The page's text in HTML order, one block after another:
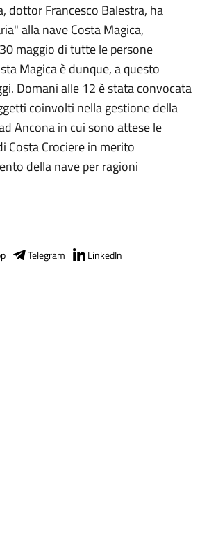
dottor Francesco Balestra, ha
alla nave Costa Magica,
maggio di tutte le persone
Magica è dunque, a questo
Domani alle 12 è stata convocata
coinvolti nella gestione della
Ancona in cui sono attese le
Costa Crociere in merito
della nave per ragioni
Telegram LinkedIn